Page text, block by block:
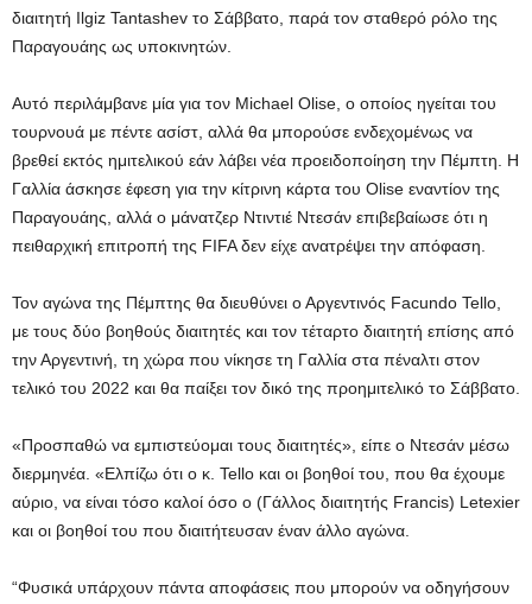
διαιτητή Ilgiz Tantashev το Σάββατο, παρά τον σταθερό ρόλο της
Παραγουάης ως υποκινητών.
Αυτό περιλάμβανε μία για τον Michael Olise, ο οποίος ηγείται του
τουρνουά με πέντε ασίστ, αλλά θα μπορούσε ενδεχομένως να
βρεθεί εκτός ημιτελικού εάν λάβει νέα προειδοποίηση την Πέμπτη. Η
Γαλλία άσκησε έφεση για την κίτρινη κάρτα του Olise εναντίον της
Παραγουάης, αλλά ο μάνατζερ Ντιντιέ Ντεσάν επιβεβαίωσε ότι η
πειθαρχική επιτροπή της FIFA δεν είχε ανατρέψει την απόφαση.
Τον αγώνα της Πέμπτης θα διευθύνει ο Αργεντινός Facundo Tello,
με τους δύο βοηθούς διαιτητές και τον τέταρτο διαιτητή επίσης από
την Αργεντινή, τη χώρα που νίκησε τη Γαλλία στα πέναλτι στον
τελικό του 2022 και θα παίξει τον δικό της προημιτελικό το Σάββατο.
«Προσπαθώ να εμπιστεύομαι τους διαιτητές», είπε ο Ντεσάν μέσω
διερμηνέα. «Ελπίζω ότι ο κ. Tello και οι βοηθοί του, που θα έχουμε
αύριο, να είναι τόσο καλοί όσο ο (Γάλλος διαιτητής Francis) Letexier
και οι βοηθοί του που διαιτήτευσαν έναν άλλο αγώνα.
“Φυσικά υπάρχουν πάντα αποφάσεις που μπορούν να οδηγήσουν